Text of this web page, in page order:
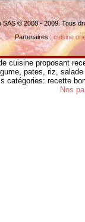
SAS © 2008 - 2009. Tous
Partenaires :cuisine
cuisine proposant
pates, riz,
catégories: recette
Nos